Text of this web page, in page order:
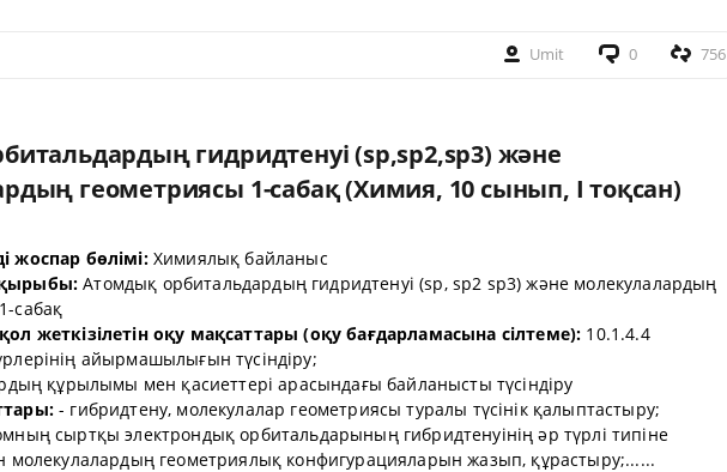
Umit 0 756
гидридтенуі (sp,sp2,sp3) және
геометриясы 1-сабақ (Химия, 10 сынып, I тоқсан)
жоспар бөлімі:Химиялық байланыс
Атомдық орбитальдардың гидридтенуі (sp, sp2 sp3) және молекулалардың
сабақ
жеткізілетін оқу мақсаттары (оқу бағдарламасына сілтеме): 10.1.4.4
айырмашылығын түсіндіру;
құрылымы мен қасиеттері арасындағы байланысты түсіндіру
- гибридтену, молекулалар геометриясы туралы түсінік қалыптастыру;
сыртқы электрондық орбитальдарының гибридтенуінің әр түрлі типіне
молекулалардың геометриялық конфигурацияларын жазып, құрастыру;......